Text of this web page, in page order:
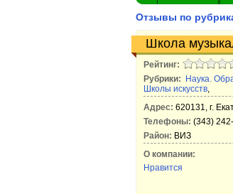
Отзывы по
Школа
Рейтинг:
Рубрики:
Наука.
Школы искусств,
Адрес: 620131, г.
Телефоны: (343)
Район: ВИЗ
О компании:
Нравится